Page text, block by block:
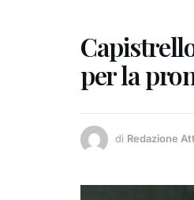
per la
di Redazione